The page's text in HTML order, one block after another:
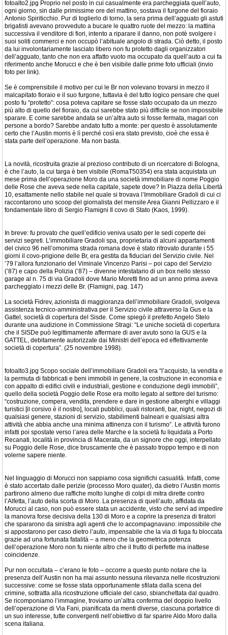
fotoalto2.jpg Proprio nel posto in cui casualmente era parcheggiata quell’auto,
ogni giorno, sin dalle primissime ore del mattino, sostava il furgone del fioraio
Antonio Spiriticchio. Pur di toglierlo di torno, la sera prima dell’agguato gli astuti
brigatisti avevano provveduto a bucare le quattro ruote del mezzo: la mattina
successiva il venditore di fiori, intento a riparare il danno, non potè svolgere i
suoi soliti commerci e non occupò l’abituale angolo di strada. Ciò detto, il posto
da lui involontariamente lasciato libero non fu protetto dagli organizzatori
dell’agguato, tanto che non era affatto vuoto ma occupato da quell’auto a cui fa
riferimento anche Morucci e che è ben visibile dalle prime foto ufficiali (invio
foto per link).
Se è comprensibile il motivo per cui le Br non volevano trovarsi in mezzo il
malcapitato fioraio e il suo furgone, tuttavia è del tutto logico pensare che quel
posto fu “protetto”: cosa poteva capitare se fosse stato occupato da un mezzo
più alto di quello del fioraio, da cui sarebbe stato più difficile se non impossibile
sparare. E come sarebbe andata se un’altra auto si fosse fermata, magari con
persone a bordo? Sarebbe andato tutto a monte: per questo è assolutamente
certo che l’Austin morris è lì perché così era stato previsto, cioè che essa è
stata parte dell’operazione. Ma non basta.
La novità, ricostruita grazie al prezioso contributo di un ricercatore di Bologna,
è che l’auto, la cui targa è ben visibile (RomaT50354) era stata acquistata un
mese prima dell’operazione Moro da una società immobiliare di nome Poggio
delle Rose che aveva sede nella capitale, sapete dove? In Piazza della Libertà
10, esattamente nello stabile nel quale si trovava l’Immobiliare Gradoli di cui ci
raccontarono uno scoop del giornalista del mensile Area Gianni Pellizzaro e il
fondamentale libro di Sergio Flamigni Il covo di Stato (Kaos, 1999).
In breve: fu provato che quell’edificio veniva usato per le sedi coperte dei
servizi segreti. L’immobiliare Gradoli spa, proprietaria di alcuni appartamenti
del civico 96 nell’omonima strada romana dove è stato ritrovato durante i 55
giorni il covo-prigione delle Br, era gestita da fiduciari del Servizio civile. Nel
’79 l’allora funzionario del Viminale Vincenzo Parisi – poi capo del Servizio
(’87) e capo della Polizia (’87) – divenne intestatario di un box nello stesso
garage al n. 75 di via Gradoli dove Mario Moretti fino ad un anno prima aveva
parcheggiato i mezzi delle Br. (Flamigni, pag. 147)
La società Fidrev, azionista di maggioranza dell’immobiliare Gradoli, svolgeva
assistenza tecnico-amministrativa per il Servizio civile attraverso la Gus e la
Gattel, società di copertura del Sisde. Come spiegò il prefetto Angelo Stelo
durante una audizione in Commissione Stragi: “Le uniche società di copertura
che il SISDe può legittimamente affermare di aver avuto sono la GUS e la
GATTEL, debitamente autorizzate dai Ministri dell’epoca ed effettivamente
società di copertura”. (25 novembre 1998).
fotoalto3.jpg Scopo sociale dell’immobiliare Gradoli era “l’acquisto, la vendita e
la permuta di fabbricati e beni immobili in genere, la costruzione in economia e
con appalto di edifici civili e industriali, gestione e conduzione degli immobili”,
quello della società Poggio delle Rose era molto legato al settore del turismo:
“costruzione, compera, vendita, prendere e dare in gestione alberghi e villaggi
turistici [il corsivo è il nostro], locali pubblici, quali ristoranti, bar, night, negozi di
qualsiasi genere, stazioni di servizio, stabilimenti balneari e qualsiasi altra
attività che abbia anche una minima attinenza con il turismo”. Le attività furono
infatti poi spostate verso l’area delle Marche e la società fu liquidata a Porto
Recanati, località in provincia di Macerata, da un signore che oggi, interpellato
su Poggio delle Rose, dice bruscamente che è passato troppo tempo e di non
volerne sapere niente.
Nel linguaggio di Morucci non sappiamo cosa significhi casualità. Infatti, come
è stato accertato dalle perizie (processo Moro quater), da dietro l’Austin morris
partirono almeno due raffiche molto lunghe di colpi di mitra dirette contro
l’Alfetta, l’auto della scorta di Moro. La presenza di quell’auto, affidata da
Morucci al caso, non può essere stata un accidente, visto che servì ad impedire
la manovra forse decisiva della 130 di Moro e a coprire la presenza di tiratori
che spararono da sinistra agli agenti che lo accompagnavano: impossibile che
si appostarono per caso dietro l’auto, impensabile che la via di fuga fu bloccata
grazie ad una fortunata fatalità – a meno che la geometrica potenza
dell’operazione Moro non fu niente altro che il frutto di perfette ma inattese
coincidenze.
Pur non occultata – c’erano le foto – occorre a questo punto notare che la
presenza dell’Austin non ha mai assunto nessuna rilevanza nelle ricostruzioni
successive: come se fosse stata opportunamente sfilata dalla scena del
crimine, sottratta alla ricostruzione ufficiale del caso, sbianchettata dal quadro.
Se ricomponiamo l’immagine, troviamo un’altra conferma del doppio livello
dell’operazione di Via Fani, pianificata da menti diverse, ciascuna portatrice di
un suo interesse, tutte convergenti nell’obiettivo di far sparire Aldo Moro dalla
scena italiana.